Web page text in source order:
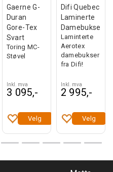
Gaerne G-
Duran
Gore-Tex
Svart
Toring MC-
Støvel
Inkl. mva
3 095,-
Velg
Difi Quebec
Laminerte
Damebukser
Laminterte
Aerotex
damebukser
fra Difi!
Inkl. mva
2 995,-
Velg